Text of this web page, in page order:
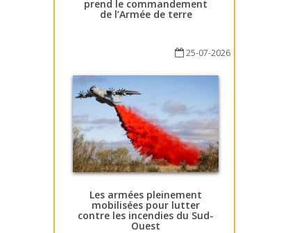
prend le commandement
de l’Armée de terre
25-07-2026
Les armées pleinement
mobilisées pour lutter
contre les incendies du Sud-
Ouest